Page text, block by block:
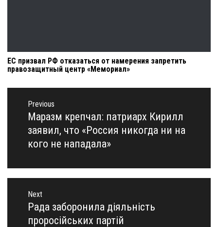
ЕС призвал РФ отказаться от намерения запретить
правозащитный центр «Мемориал»
Навигация
записям
Previous
Previous
post:
Маразм крепчал: патриарх Кирилл
заявил, что «Россия никогда ни на
кого не нападала»
Next
Next
post:
Рада заборонила діяльність
проросійських партій